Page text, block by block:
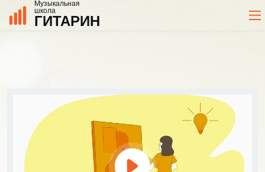
Музыкальная
школа
ГИТАРИН